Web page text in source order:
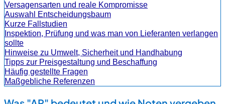
Versagensarten und reale Kompromisse
Auswahl Entscheidungsbaum
Kurze Fallstudien
Inspektion, Prüfung und was man von Lieferanten verlangen
sollte
Hinweise zu Umwelt, Sicherheit und Handhabung
Tipps zur Preisgestaltung und Beschaffung
Häufig gestellte Fragen
Maßgebliche Referenzen